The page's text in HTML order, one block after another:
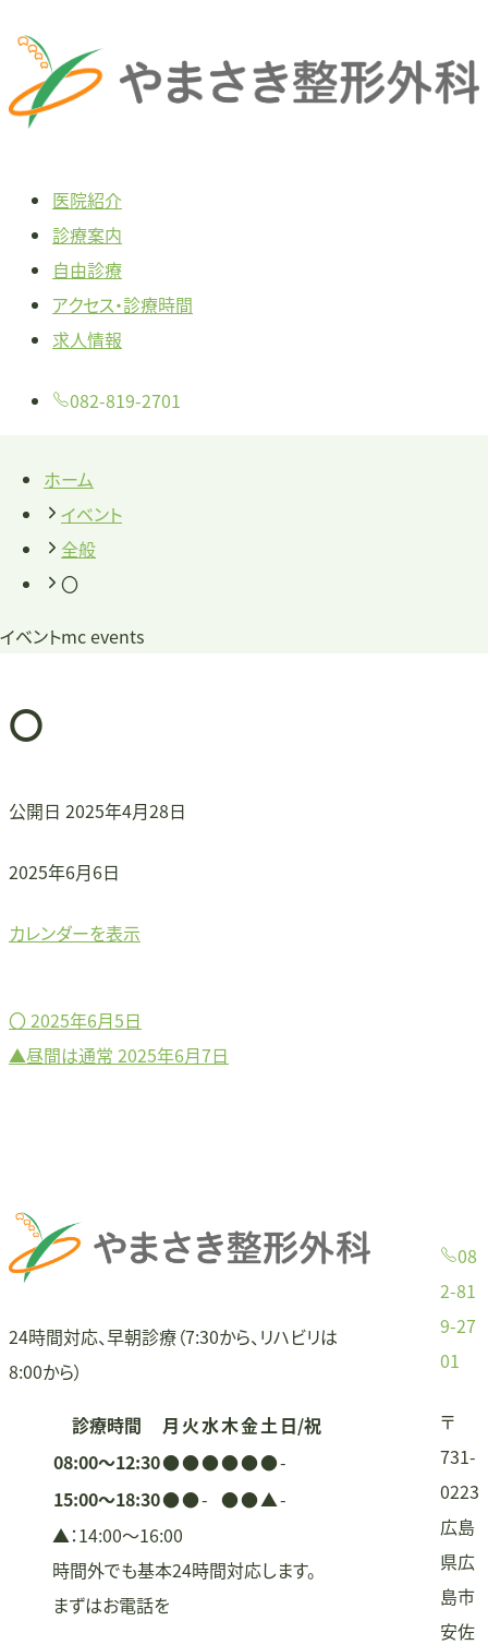
へ
医院紹介
診療案内
自由診療
アクセス・診療時間
求人情報
082-819-2701
イベントmc events
ホーム
イベント
全般
〇
〇
公開日 2025年4月28日
〇
2025年6月6日
カレンダーを表示
投
ゲ
ー
シ
〇 2025年6月5日
▲昼間は通常 2025年6月7日
24時間対応、早朝診療（7:30から、リハビリは
8:00から）
診療時間 月 火水木金土日/祝
08:00〜12:30●●●●●●-
15:00〜18:30●●- ●●▲-
▲：14:00〜16:00
時間外でも基本24時間対応します。
まずはお電話を
08
2-81
9-27
01
〒
731-
0223
広島
県広
島市
安佐